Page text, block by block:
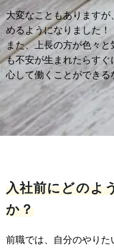
大変なこともありますが
めるようになりました
また、上長の方が色々
も不安が生まれたらす
心して働くことができ
入社前にどのよ
か？
前職では、自分のやりた